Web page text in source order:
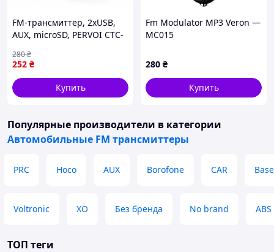
FM-трансмиттер, 2хUSB,
AUX, microSD, PERVOI CTC-
252 ₴
280₴
Купить
Fm Modulator MP3 Veron —
MC015
280 ₴
Купить
Популярные производители в категории
Автомобильные FM трансмиттеры
PRC Hoco AUX Borofone CAR
Voltronic XO Без бренда No brand ABS
ТОП теги